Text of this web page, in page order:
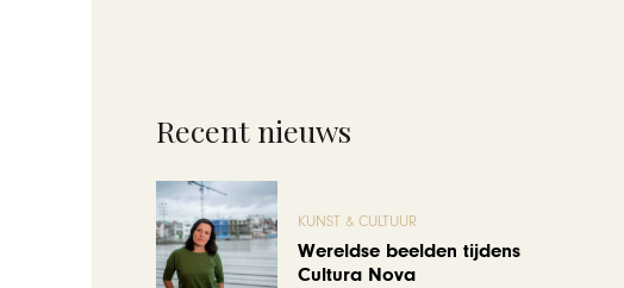
Recent nieuws
KUNST & CULTUUR
Wereldse beelden tijdens
Cultura Nova